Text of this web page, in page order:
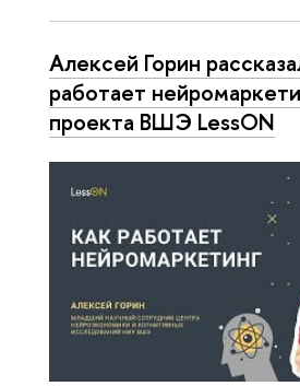
Алексей Горин
работает
проекта ВШЭ LessON